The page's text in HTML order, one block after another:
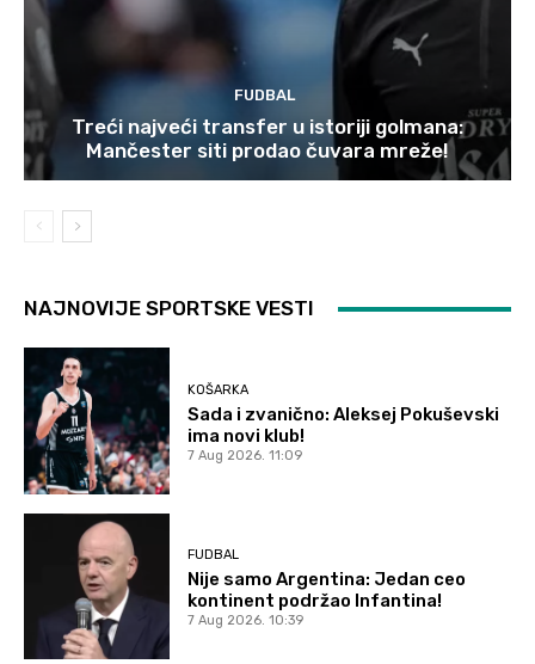
FUDBAL
Treći najveći transfer u istoriji golmana:
Mančester siti prodao čuvara mreže!
NAJNOVIJE SPORTSKE VESTI
KOŠARKA
Sada i zvanično: Aleksej Pokuševski
ima novi klub!
7 Aug 2026. 11:09
FUDBAL
Nije samo Argentina: Jedan ceo
kontinent podržao Infantina!
7 Aug 2026. 10:39